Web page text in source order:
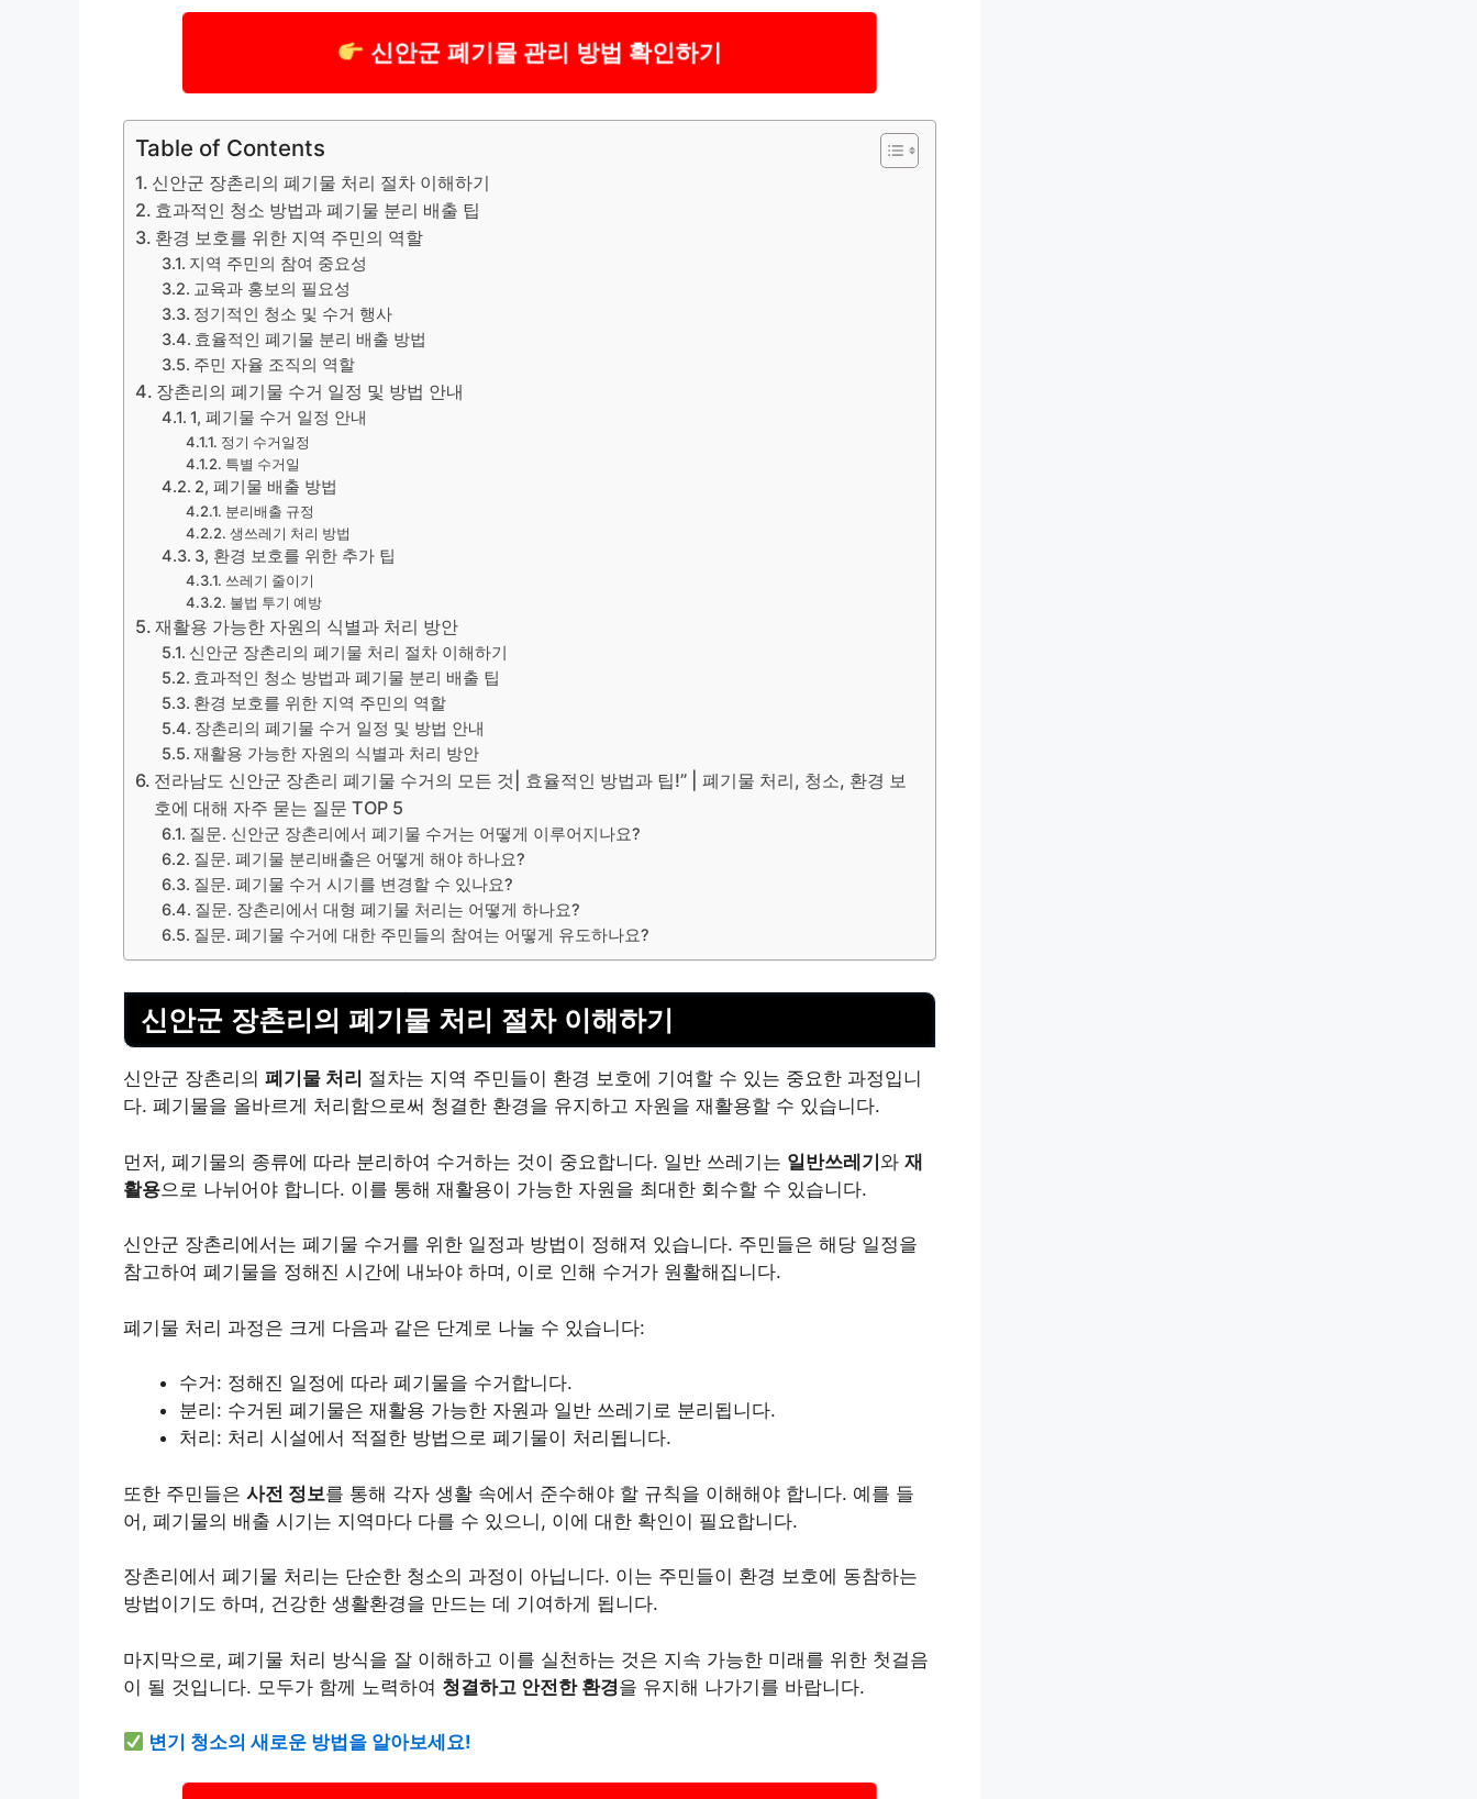
신안군 폐기물 관리 방법 확인하기
Table of Contents
신안군 장촌리의 폐기물 처리 절차 이해하기
효과적인 청소 방법과 폐기물 분리 배출 팁
환경 보호를 위한 지역 주민의 역할
지역 주민의 참여 중요성
교육과 홍보의 필요성
정기적인 청소 및 수거 행사
효율적인 폐기물 분리 배출 방법
주민 자율 조직의 역할
장촌리의 폐기물 수거 일정 및 방법 안내
1, 폐기물 수거 일정 안내
정기 수거일정
특별 수거일
2, 폐기물 배출 방법
분리배출 규정
생쓰레기 처리 방법
3, 환경 보호를 위한 추가 팁
쓰레기 줄이기
불법 투기 예방
재활용 가능한 자원의 식별과 처리 방안
신안군 장촌리의 폐기물 처리 절차 이해하기
효과적인 청소 방법과 폐기물 분리 배출 팁
환경 보호를 위한 지역 주민의 역할
장촌리의 폐기물 수거 일정 및 방법 안내
재활용 가능한 자원의 식별과 처리 방안
전라남도 신안군 장촌리 폐기물 수거의 모든 것| 효율적인 방법과 팁!” | 폐기물 처리, 청소, 환경 보
호에 대해 자주 묻는 질문 TOP 5
질문. 신안군 장촌리에서 폐기물 수거는 어떻게 이루어지나요?
질문. 폐기물 분리배출은 어떻게 해야 하나요?
질문. 폐기물 수거 시기를 변경할 수 있나요?
질문. 장촌리에서 대형 폐기물 처리는 어떻게 하나요?
질문. 폐기물 수거에 대한 주민들의 참여는 어떻게 유도하나요?
신안군 장촌리의 폐기물 처리 절차 이해하기
신안군 장촌리의 폐기물 처리 절차는 지역 주민들이 환경 보호에 기여할 수 있는 중요한 과정입니
다. 폐기물을 올바르게 처리함으로써 청결한 환경을 유지하고 자원을 재활용할 수 있습니다.
먼저, 폐기물의 종류에 따라 분리하여 수거하는 것이 중요합니다. 일반 쓰레기는 일반쓰레기와 재
활용으로 나뉘어야 합니다. 이를 통해 재활용이 가능한 자원을 최대한 회수할 수 있습니다.
신안군 장촌리에서는 폐기물 수거를 위한 일정과 방법이 정해져 있습니다. 주민들은 해당 일정을
참고하여 폐기물을 정해진 시간에 내놔야 하며, 이로 인해 수거가 원활해집니다.
폐기물 처리 과정은 크게 다음과 같은 단계로 나눌 수 있습니다:
수거: 정해진 일정에 따라 폐기물을 수거합니다.
분리: 수거된 폐기물은 재활용 가능한 자원과 일반 쓰레기로 분리됩니다.
처리: 처리 시설에서 적절한 방법으로 폐기물이 처리됩니다.
또한 주민들은 사전 정보를 통해 각자 생활 속에서 준수해야 할 규칙을 이해해야 합니다. 예를 들
어, 폐기물의 배출 시기는 지역마다 다를 수 있으니, 이에 대한 확인이 필요합니다.
장촌리에서 폐기물 처리는 단순한 청소의 과정이 아닙니다. 이는 주민들이 환경 보호에 동참하는
방법이기도 하며, 건강한 생활환경을 만드는 데 기여하게 됩니다.
마지막으로, 폐기물 처리 방식을 잘 이해하고 이를 실천하는 것은 지속 가능한 미래를 위한 첫걸음
이 될 것입니다. 모두가 함께 노력하여 청결하고 안전한 환경을 유지해 나가기를 바랍니다.
변기 청소의 새로운 방법을 알아보세요!